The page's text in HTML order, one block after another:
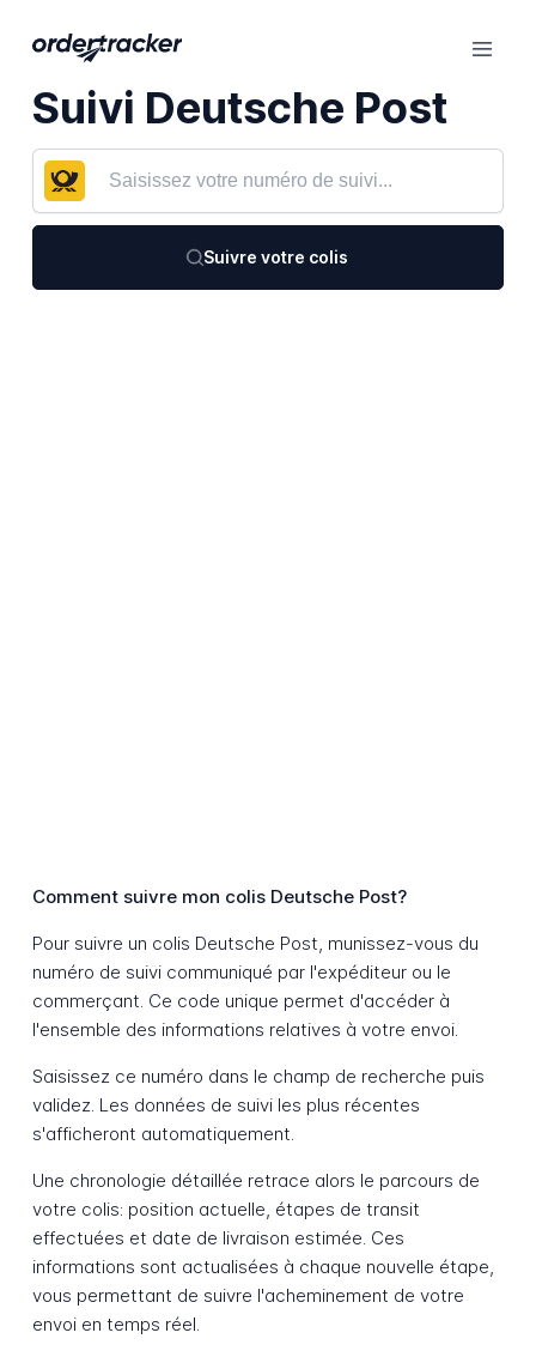
Suivi Deutsche Post
Suivre votre colis
Comment suivre mon colis Deutsche Post?
Pour suivre un colis Deutsche Post, munissez-vous du
numéro de suivi communiqué par l'expéditeur ou le
commerçant. Ce code unique permet d'accéder à
l'ensemble des informations relatives à votre envoi.
Saisissez ce numéro dans le champ de recherche puis
validez. Les données de suivi les plus récentes
s'afficheront automatiquement.
Une chronologie détaillée retrace alors le parcours de
votre colis: position actuelle, étapes de transit
effectuées et date de livraison estimée. Ces
informations sont actualisées à chaque nouvelle étape,
vous permettant de suivre l'acheminement de votre
envoi en temps réel.